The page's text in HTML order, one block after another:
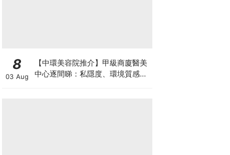
8
03 Aug
【中環美容院推介】甲級商廈醫美
中心逐間睇：私隱度、環境質感、